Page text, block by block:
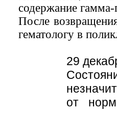
содержание
После
гематологу в
29
от